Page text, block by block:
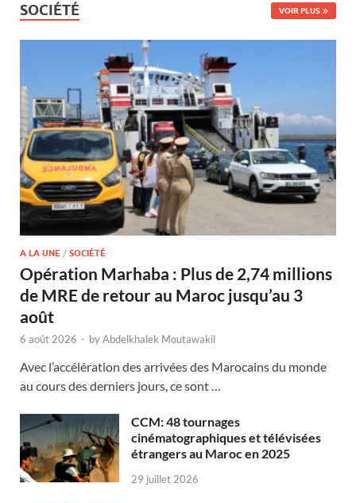
SOCIÉTÉ VOIR PLUS
A LA UNE / SOCIÉTÉ
Opération Marhaba : Plus de 2,74 millions
de MRE de retour au Maroc jusqu’au 3
août
6 août 2026 - byAbdelkhalek Moutawakil
Avec l’accélération des arrivées des Marocains du monde
au cours des derniers jours, ce sont …
CCM: 48 tournages
cinématographiques et télévisées
étrangers au Maroc en 2025
29 juillet 2026